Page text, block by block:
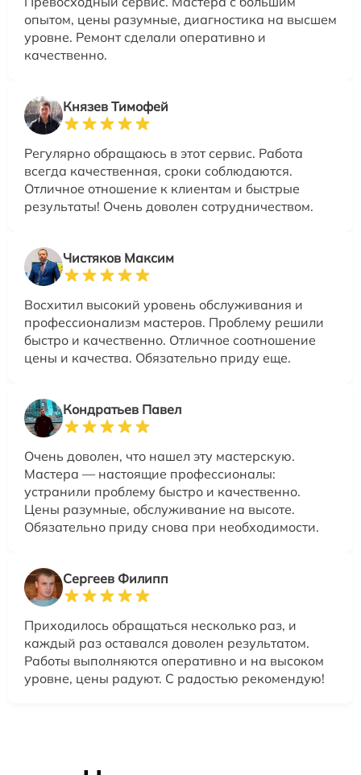
опытом, цены разумные, диагностика на высшем
уровне. Ремонт сделали оперативно и
качественно.
Князев Тимофей
Регулярно обращаюсь в этот сервис. Работа
всегда качественная, сроки соблюдаются.
Отличное отношение к клиентам и быстрые
результаты! Очень доволен сотрудничеством.
Чистяков Максим
Восхитил высокий уровень обслуживания и
профессионализм мастеров. Проблему решили
быстро и качественно. Отличное соотношение
цены и качества. Обязательно приду еще.
Кондратьев Павел
Очень доволен, что нашел эту мастерскую.
Мастера — настоящие профессионалы:
устранили проблему быстро и качественно.
Цены разумные, обслуживание на высоте.
Обязательно приду снова при необходимости.
Сергеев Филипп
Приходилось обращаться несколько раз, и
каждый раз оставался доволен результатом.
Работы выполняются оперативно и на высоком
уровне, цены радуют. С радостью рекомендую!